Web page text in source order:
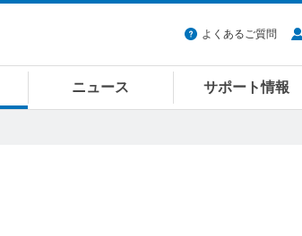
よくあるご質問
ニュース サポート情報